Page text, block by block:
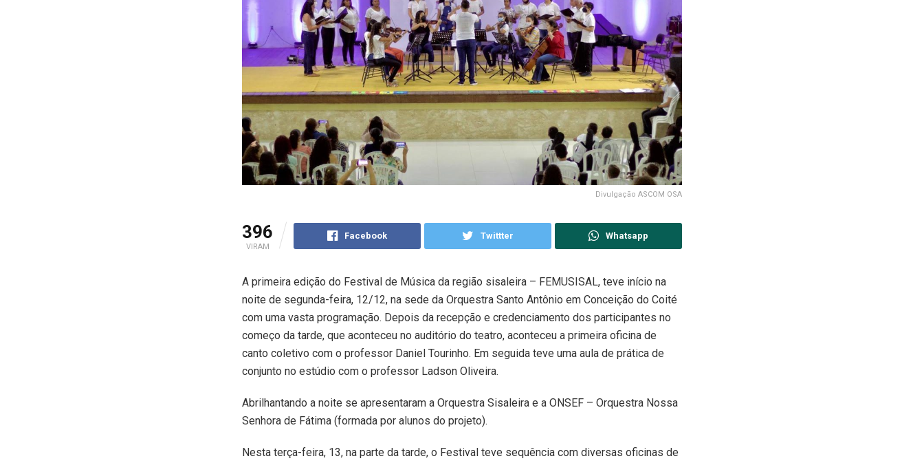
Divulgação ASCOM OSA
396
VIRAM
Facebook Twittter Whatsapp
A primeira edição do Festival de Música da região sisaleira – FEMUSISAL, teve início na
noite de segunda-feira, 12/12, na sede da Orquestra Santo Antônio em Conceição do Coité
com uma vasta programação. Depois da recepção e credenciamento dos participantes no
começo da tarde, que aconteceu no auditório do teatro, aconteceu a primeira oficina de
canto coletivo com o professor Daniel Tourinho. Em seguida teve uma aula de prática de
conjunto no estúdio com o professor Ladson Oliveira.
Abrilhantando a noite se apresentaram a Orquestra Sisaleira e a ONSEF – Orquestra Nossa
Senhora de Fátima (formada por alunos do projeto).
Nesta terça-feira, 13, na parte da tarde, o Festival teve sequência com diversas oficinas de